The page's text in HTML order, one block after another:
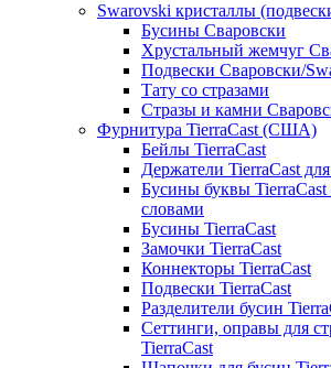
Swarovski кристаллы
Бусины Сваровски
Хрустальный жемчуг
Подвески Сваровски/
Тату со стразами
Стразы и камни
Фурнитура TierraCast (США)
Бейлы TierraCast
Держатели TierraCast
Бусины буквы TierraCast
словами
Бусины TierraCast
Замочки TierraCast
Коннекторы TierraCast
Подвески TierraCast
Разделители бусин
Сеттинги, оправы для
TierraCast